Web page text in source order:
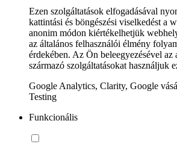
Ezen szolgáltatások elfogadásával
kattintási és böngészési viselkedést a
anonim módon kiértékelhetjük
az általános felhasználói élmény
érdekében. Az Ön beleegyezésével
származó szolgáltatásokat használjuk
Google Analytics, Clarity, Google
Testing
Funkcionális